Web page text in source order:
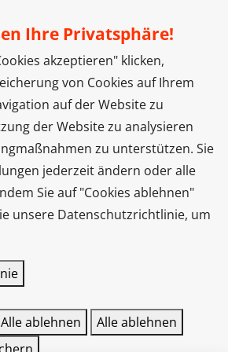
Ihre Privatsphäre!
akzeptieren" klicken,
von Cookies auf Ihrem
auf der Website zu
der Website zu analysieren
zu unterstützen. Sie
jederzeit ändern oder alle
Sie auf "Cookies ablehnen"
unsere Datenschutzrichtlinie, um
Alle ablehnen
Alle ablehnen